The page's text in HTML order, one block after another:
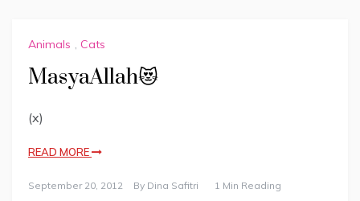
Animals , Cats
MasyaAllah😻
(x)
READ MORE
September 20, 2012 By Dina Safitri 1 Min Reading